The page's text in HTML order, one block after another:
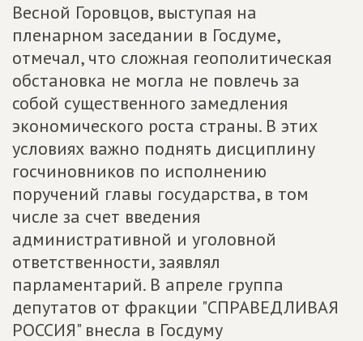
Весной Горовцов, выступая на
пленарном заседании в Госдуме,
отмечал, что сложная геополитическая
обстановка не могла не повлечь за
собой существенного замедления
экономического роста страны. В этих
условиях важно поднять дисциплину
госчиновников по исполнению
поручений главы государства, в том
числе за счет введения
административной и уголовной
ответственности, заявлял
парламентарий. В апреле группа
депутатов от фракции "СПРАВЕДЛИВАЯ
РОССИЯ" внесла в Госдуму